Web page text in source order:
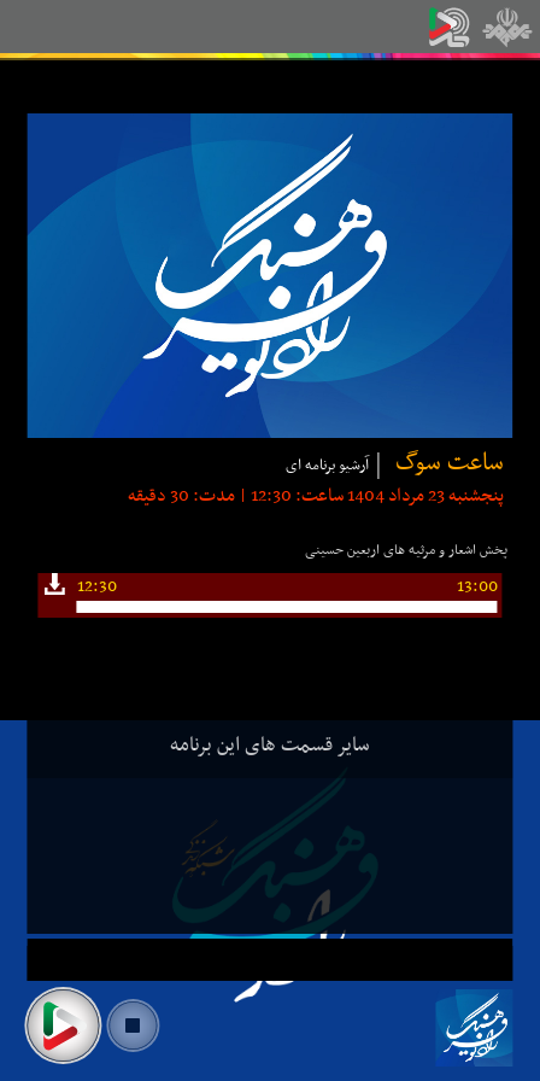
ساعت سوگ آرشیو برنامه ای
پنجشنبه 23 مرداد 1404 ساعت: 12:30 | مدت: 30 دقیقه
پخش اشعار و مرثیه های اربعین حسینی
12:30 13:00
سایر قسمت های این برنامه